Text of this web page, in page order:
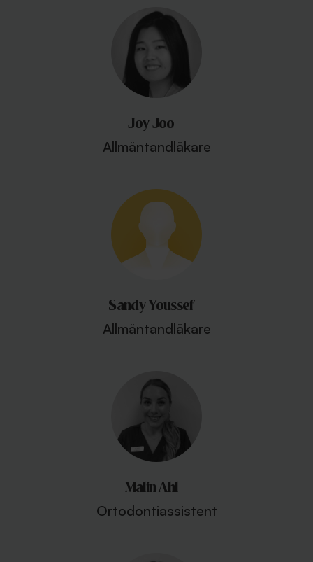
Joy Joo
Allmäntandläkare
Sandy Youssef
Allmäntandläkare
Malin Ahl
Ortodontiassistent